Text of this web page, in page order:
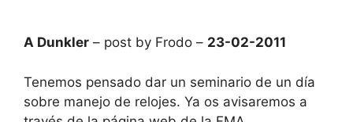
A Dunkler – post by Frodo – 23-02-2011
Tenemos pensado dar un seminario de un día
sobre manejo de relojes. Ya os avisaremos a